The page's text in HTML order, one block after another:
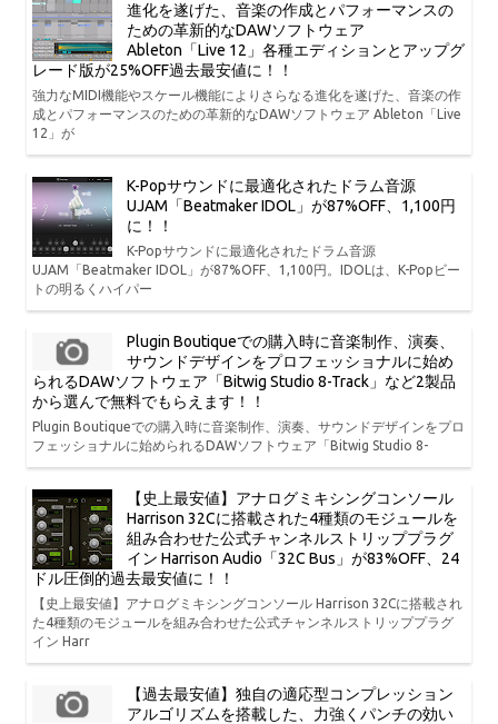
進化を遂げた、音楽の作成とパフォーマンスの
ための革新的なDAWソフトウェア
Ableton「Live 12」各種エディションとアップグ
レード版が25%OFF過去最安値に！！
強力なMIDI機能やスケール機能によりさらなる進化を遂げた、音楽の作
成とパフォーマンスのための革新的なDAWソフトウェア Ableton「Live
12」が
K-Popサウンドに最適化されたドラム音源
UJAM「Beatmaker IDOL」が87%OFF、1,100円
に！！
K-Popサウンドに最適化されたドラム音源
UJAM「Beatmaker IDOL」が87%OFF、1,100円。IDOLは、K-Popビー
トの明るくハイパー
Plugin Boutiqueでの購入時に音楽制作、演奏、
サウンドデザインをプロフェッショナルに始め
られるDAWソフトウェア「Bitwig Studio 8-Track」など2製品
から選んで無料でもらえます！！
Plugin Boutiqueでの購入時に音楽制作、演奏、サウンドデザインをプロ
フェッショナルに始められるDAWソフトウェア「Bitwig Studio 8-
【史上最安値】アナログミキシングコンソール
Harrison 32Cに搭載された4種類のモジュールを
組み合わせた公式チャンネルストリッププラグ
イン Harrison Audio「32C Bus」が83%OFF、24
ドル圧倒的過去最安値に！！
【史上最安値】アナログミキシングコンソール Harrison 32Cに搭載され
た4種類のモジュールを組み合わせた公式チャンネルストリッププラグ
イン Harr
【過去最安値】独自の適応型コンプレッション
アルゴリズムを搭載した、力強くパンチの効い